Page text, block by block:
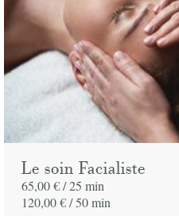
Le soin Facialiste
65,00 € /25 min
120,00 € /50 min